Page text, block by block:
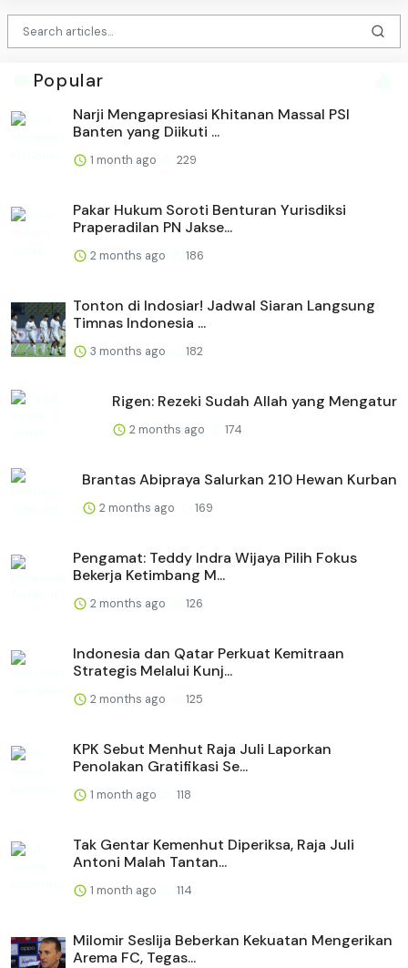
Popular
Narji Mengapresiasi Khitanan Massal PSI
Banten yang Diikuti ...
1 month ago 229
Pakar Hukum Soroti Benturan Yurisdiksi
Praperadilan PN Jakse...
2 months ago 186
Tonton di Indosiar! Jadwal Siaran Langsung
Timnas Indonesia ...
3 months ago 182
Rigen: Rezeki Sudah Allah yang Mengatur
2 months ago 174
Brantas Abipraya Salurkan 210 Hewan Kurban
2 months ago 169
Pengamat: Teddy Indra Wijaya Pilih Fokus
Bekerja Ketimbang M...
2 months ago 126
Indonesia dan Qatar Perkuat Kemitraan
Strategis Melalui Kunj...
2 months ago 125
KPK Sebut Menhut Raja Juli Laporkan
Penolakan Gratifikasi Se...
1 month ago 118
Tak Gentar Kemenhut Diperiksa, Raja Juli
Antoni Malah Tantan...
1 month ago 114
Milomir Seslija Beberkan Kekuatan Mengerikan
Arema FC, Tegas...